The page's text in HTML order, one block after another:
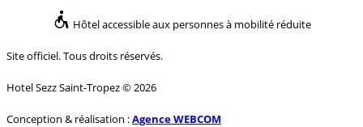
Hôtel accessible aux personnes à mobilité réduite
Site officiel. Tous droits réservés.
Hotel Sezz Saint-Tropez © 2026
Conception & réalisation :Agence WEBCOM